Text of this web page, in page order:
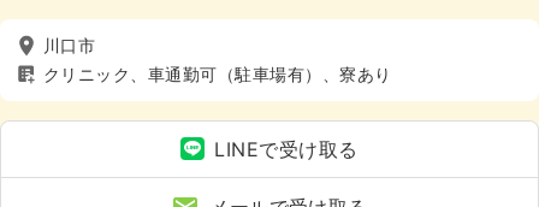
川口市
クリニック、車通勤可（駐車場有）、寮あり
LINEで受け取る